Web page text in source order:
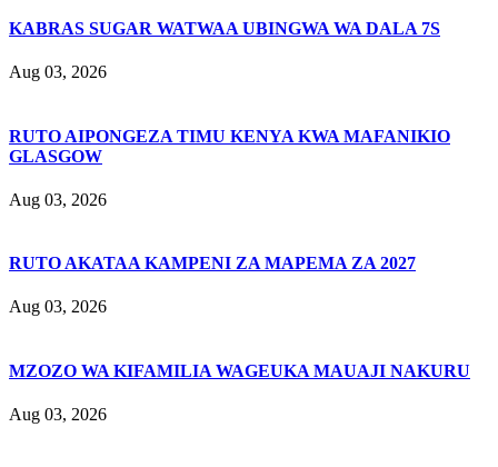
KABRAS SUGAR WATWAA UBINGWA WA DALA 7S
Aug 03, 2026
RUTO AIPONGEZA TIMU KENYA KWA MAFANIKIO
GLASGOW
Aug 03, 2026
RUTO AKATAA KAMPENI ZA MAPEMA ZA 2027
Aug 03, 2026
MZOZO WA KIFAMILIA WAGEUKA MAUAJI NAKURU
Aug 03, 2026